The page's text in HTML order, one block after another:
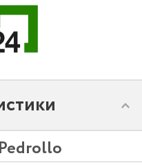
Pedrollo